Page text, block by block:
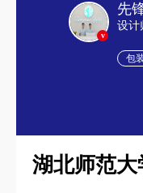
v
先
设
包
湖北师范大